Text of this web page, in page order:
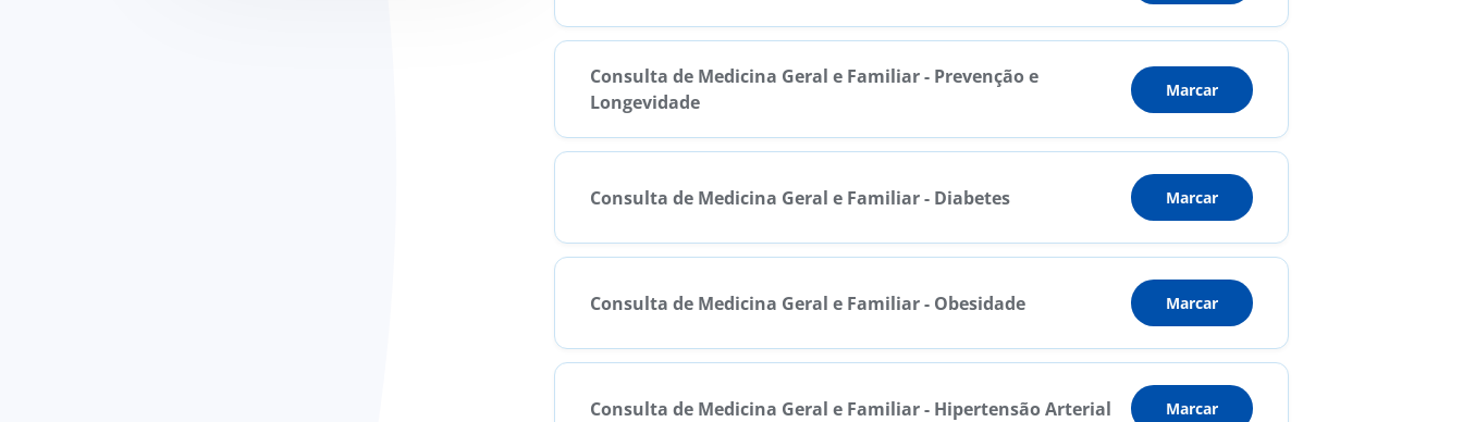
Consulta de Medicina Geral e Familiar - Prevenção e
Longevidade
Marcar
Consulta de Medicina Geral e Familiar - Diabetes Marcar
Consulta de Medicina Geral e Familiar - Obesidade Marcar
Consulta de Medicina Geral e Familiar - Hipertensão Arterial Marcar